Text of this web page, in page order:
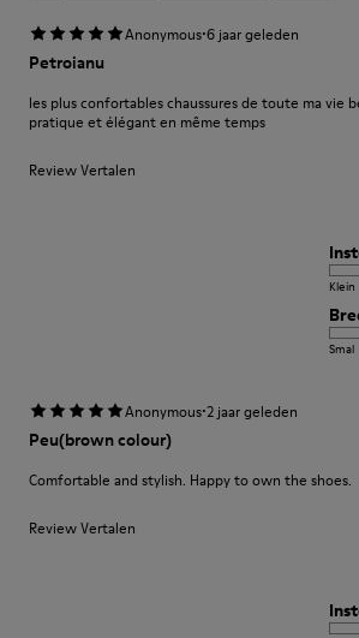
Anonymous·6 jaar geleden
Petroianu
les plus confortables chaussures de toute ma vie
pratique et élégant en même temps
Review Vertalen
Klein
Smal
Anonymous·2 jaar geleden
Peu(brown colour)
Comfortable and stylish. Happy to own the shoes.
Review Vertalen